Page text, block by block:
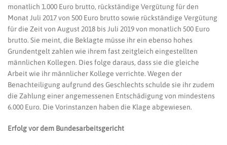
monatlich 1.000 Euro brutto, rückständige Vergütung für den
Monat Juli 2017 von 500 Euro brutto sowie rückständige Vergütung
für die Zeit von August 2018 bis Juli 2019 von monatlich 500 Euro
brutto. Sie meint, die Beklagte müsse ihr ein ebenso hohes
Grundentgelt zahlen wie ihrem fast zeitgleich eingestellten
männlichen Kollegen. Dies folge daraus, dass sie die gleiche
Arbeit wie ihr männlicher Kollege verrichte. Wegen der
Benachteiligung aufgrund des Geschlechts schulde sie ihr zudem
die Zahlung einer angemessenen Entschädigung von mindestens
6.000 Euro. Die Vorinstanzen haben die Klage abgewiesen.
Erfolg vor dem Bundesarbeitsgericht